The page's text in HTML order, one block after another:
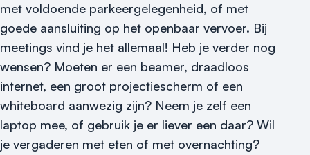
Vraag locatie aan
Locatiegids
met voldoende parkeergelegenheid, of met
goede aansluiting op het openbaar vervoer. Bij
meetings vind je het allemaal! Heb je verder nog
wensen? Moeten er een beamer, draadloos
internet, een groot projectiescherm of een
whiteboard aanwezig zijn? Neem je zelf een
laptop mee, of gebruik je er liever een daar? Wil
je vergaderen met eten of met overnachting?